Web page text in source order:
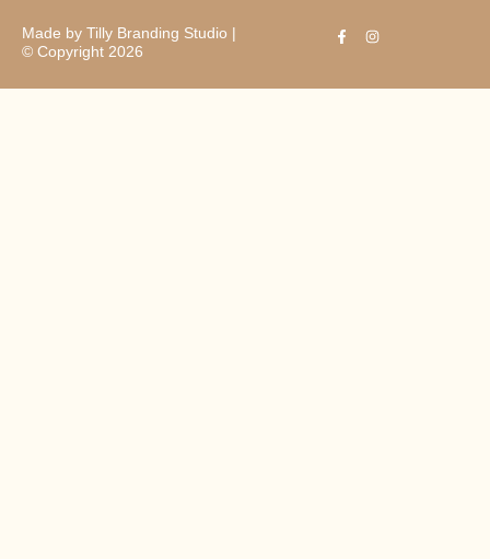
Made by Tilly Branding Studio |
© Copyright 2026